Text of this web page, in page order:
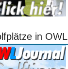
in OWL